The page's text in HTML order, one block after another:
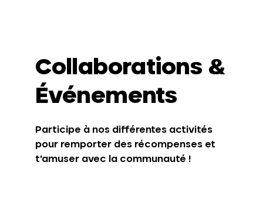
Collaborations &
Événements
Participe à nos différentes activités
pour remporter des récompenses et
t'amuser avec la communauté !